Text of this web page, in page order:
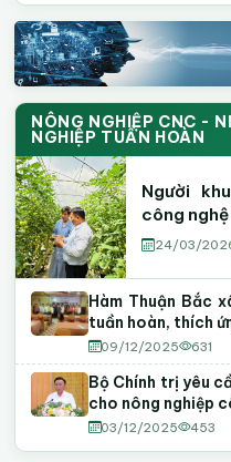
NÔNG NGHIỆP CNC -
NGHIỆP TUẦN HOÀN
Người
công
24/03/
Hàm Thuận Bắc
tuần hoàn, thích
09/12/2025 631
Bộ Chính trị yêu
cho nông nghiệp
03/12/2025 453